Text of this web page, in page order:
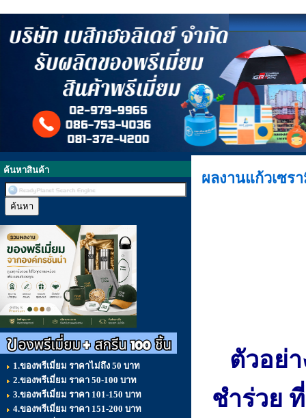
ค้นหาสินค้า
1.ของพรีเมี่ยม ราคาไม่ถึง 50 บาท
2.ของพรีเมี่ยม ราคา 50-100 บาท
3.ของพรีเมี่ยม ราคา 101-150 บาท
4.ของพรีเมี่ยม ราคา 151-200 บาท
ผลงานแก้วเซร
ตัวอย่
ชำร่วย